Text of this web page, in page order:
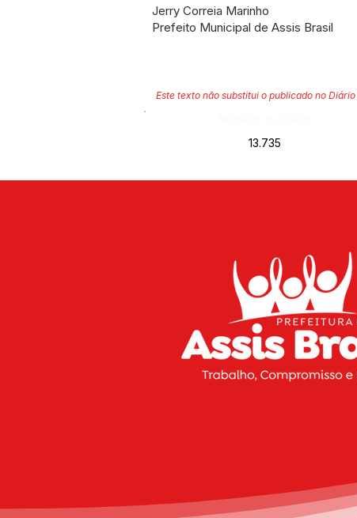
Jerry Correia Marinho
Prefeito Municipal de Assis Brasil
Este texto não substitui o publicado no
13.735